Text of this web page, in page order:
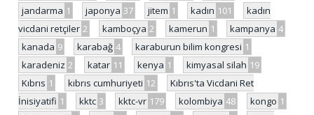
jandarma 1 japonya 37 jitem 1 kadın 101
kadın
vicdani retçiler 2 kamboçya 2 kamerun 1 kampanya 4
kanada 9 karabağ 4 karaburun bilim kongresi 1
karadeniz 2 katar 11 kenya 1 kimyasal silah 19
Kıbrıs 1 kıbrıs cumhuriyeti 12
Kıbrıs'ta Vicdani Ret
İnisiyatifi 1 kktc 3 kktc-vr 179 kolombiya 48 kongo 1